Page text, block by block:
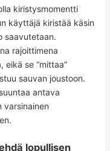
kiristysmomentti
käyttäjä kiristää käsin
saavutetaan.
rajoittimena
eikä se “mittaa”
sauvan joustoon.
antava
varsinainen
lopullisen